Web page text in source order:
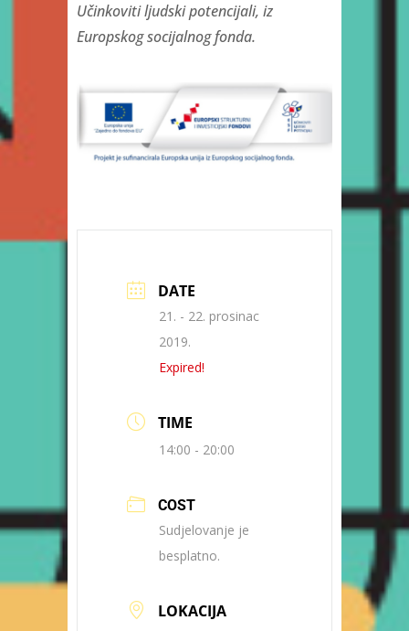
Učinkoviti ljudski potencijali, iz
Europskog socijalnog fonda.
DATE
21. - 22. prosinac
2019.
Expired!
TIME
14:00 - 20:00
COST
Sudjelovanje je
besplatno.
LOKACIJA